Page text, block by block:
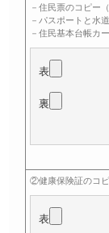
－住民票のコピー
－パスポートと水
－住民基本台帳カ
表
裏
②健康保険証のコピ
表